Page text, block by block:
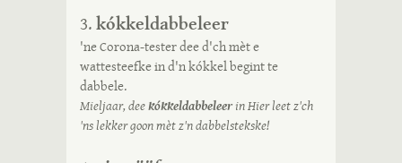
3.kókkeldabbeleer
'ne Corona-tester dee d'ch mèt e
wattesteefke in d'nkókkelbegint te
dabbele.
Mieljaar, deekókkeldabbeleerin Hier leet z'ch
'ns lekker goon mèt z'n dabbelstekske!